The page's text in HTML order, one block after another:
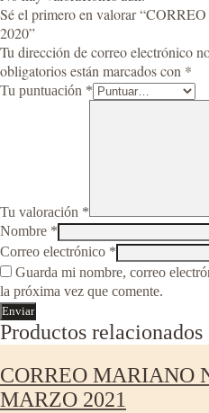
Sé el primero en valorar
2020”
Tu dirección de correo electrónico
obligatorios están marcados con *
Tu puntuación *
Tu valoración *
Nombre *
Correo electrónico *
Guarda mi nombre, correo
la próxima vez que comente.
Productos relacionados
CORREO MARIANO
MARZO 2021